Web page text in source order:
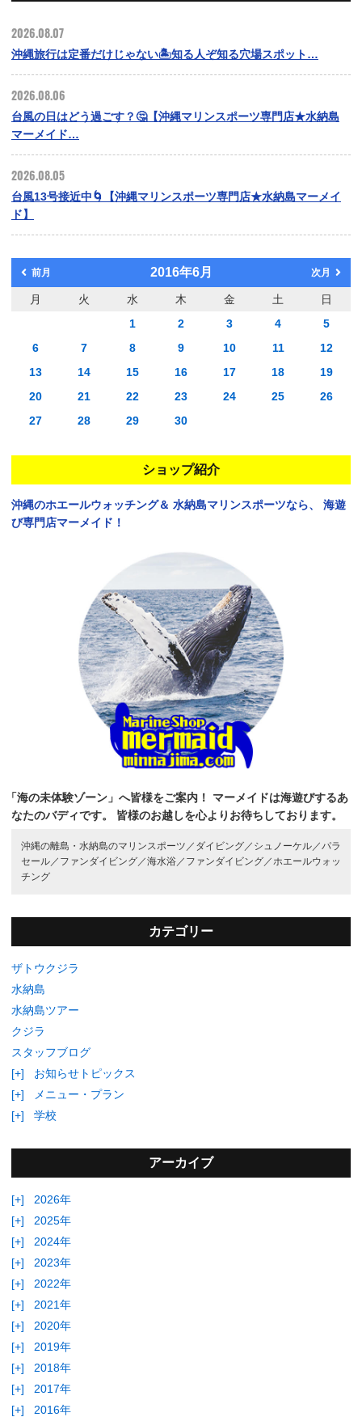
2026.08.07
沖縄旅行は定番だけじゃない🏝️知る人ぞ知る穴場スポット…
2026.08.06
台風の日はどう過ごす？🤔【沖縄マリンスポーツ専門店★水納島
マーメイド…
2026.08.05
台風13号接近中🌀【沖縄マリンスポーツ専門店★水納島マーメイ
ド】
前月 2016年6月 次月
月 火 水 木 金 土
日
1
2 3 4
5
6
7 8 9 10 11
12
13
14 15 16 17 18
19
20
21 22 23 24 25
26
27
28 29 30
ショップ紹介
沖縄のホエールウォッチング＆ 水納島マリンスポーツなら、
海遊
び専門店マーメイド！
「海の未体験ゾーン」へ皆様をご案内！
マーメイドは海遊びするあ
なたのバディです。
皆様のお越しを心よりお待ちしております。
沖縄の離島・水納島のマリンスポーツ／ ダイビング／ シュノーケル／パラ
セール／ ファンダイビング／海水浴／ ファンダイビング／ホエールウォッ
チング
カテゴリー
ザトウクジラ
水納島
水納島ツアー
クジラ
スタッフブログ
[+]
お知らせトピックス
[+]
メニュー・プラン
[+]
学校
アーカイブ
[+]
2026年
[+]
2025年
[+]
2024年
[+]
2023年
[+]
2022年
[+]
2021年
[+]
2020年
[+]
2019年
[+]
2018年
[+]
2017年
[+]
2016年